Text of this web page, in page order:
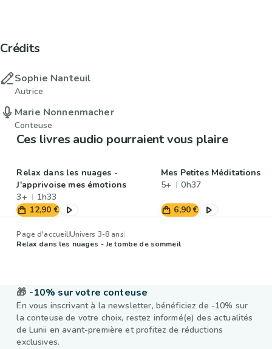
Crédits
Sophie Nanteuil
Autrice
Marie Nonnenmacher
Conteuse
Ces livres audio pourraient vous plaire
Relax dans les nuages -
J'apprivoise mes émotions
3+
1h33
12,90 €
Mes Petites Méditations
5+
0h37
6,90 €
Page d'accueilUnivers 3-8 ans
Relax dans les nuages - Je tombe de sommeil
🎁 -10% sur votre conteuse
En vous inscrivant à la newsletter, bénéficiez de -10% sur
la conteuse de votre choix, restez informé(e) des actualités
de Lunii en avant-première et profitez de réductions
exclusives.